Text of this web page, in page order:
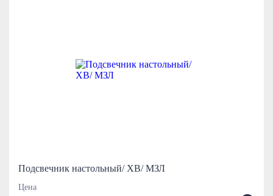
Подсвечник настольный/ ХВ/ МЗЛ
Цена